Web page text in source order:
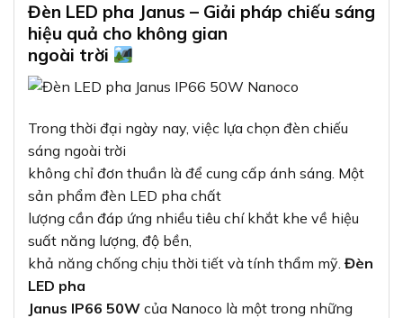
Đèn LED pha Janus – Giải pháp chiếu sáng
hiệu quả cho không gian
ngoài trời
Trong thời đại ngày nay, việc lựa chọn đèn chiếu
sáng ngoài trời
không chỉ đơn thuần là để cung cấp ánh sáng. Một
sản phẩm đèn LED pha chất
lượng cần đáp ứng nhiều tiêu chí khắt khe về hiệu
suất năng lượng, độ bền,
khả năng chống chịu thời tiết và tính thẩm mỹ. Đèn
LED pha
Janus IP66 50W của Nanoco là một trong những